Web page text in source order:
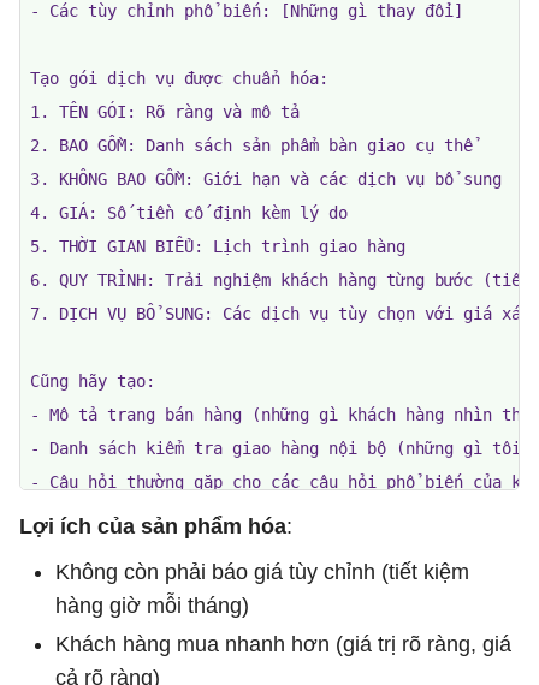
- Các tùy chỉnh phổ biến: [Những gì thay đổi]
Tạo gói dịch vụ được chuẩn hóa:
1. TÊN GÓI: Rõ ràng và mô tả
2. BAO GỒM: Danh sách sản phẩm bàn giao cụ thể
3. KHÔNG BAO GỒM: Giới hạn và các dịch vụ bổ sung
4. GIÁ: Số tiền cố định kèm lý do
5. THỜI GIAN BIỂU: Lịch trình giao hàng
6. QUY TRÌNH: Trải nghiệm khách hàng từng bước
7. DỊCH VỤ BỔ SUNG: Các dịch vụ tùy chọn với giá xác
Cũng hãy tạo:
- Mô tả trang bán hàng (những gì khách hàng nhìn
- Danh sách kiểm tra giao hàng nội bộ (những gì tôi
- Câu hỏi thường gặp cho các câu hỏi phổ biến của
Lợi ích của sản phẩm hóa:
Không còn phải báo giá tùy chỉnh (tiết kiệm
hàng giờ mỗi tháng)
Khách hàng mua nhanh hơn (giá trị rõ ràng, giá
cả rõ ràng)